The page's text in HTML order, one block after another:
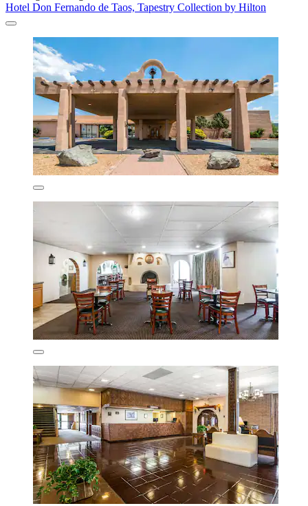
Hotel Don Fernando de Taos, Tapestry Collection by Hilton